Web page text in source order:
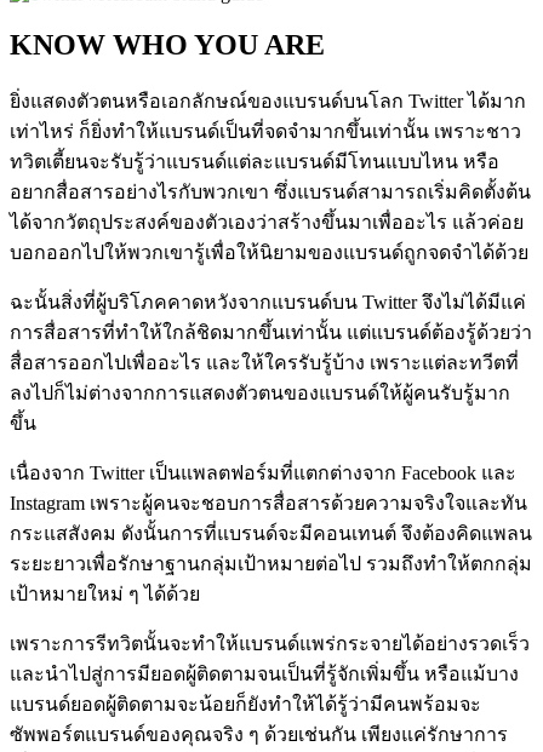
KNOW WHO YOU ARE
ยิ่งแสดงตัวตนหรือเอกลักษณ์ของแบรนด์บนโลก Twitter ได้มาก
เท่าไหร่ ก็ยิ่งทำให้แบรนด์เป็นที่จดจำมากขึ้นเท่านั้น เพราะชาว
ทวิตเตี้ยนจะรับรู้ว่าแบรนด์แต่ละแบรนด์มีโทนแบบไหน หรือ
อยากสื่อสารอย่างไรกับพวกเขา ซึ่งแบรนด์สามารถเริ่มคิดตั้งต้น
ได้จากวัตถุประสงค์ของตัวเองว่าสร้างขึ้นมาเพื่ออะไร แล้วค่อย
บอกออกไปให้พวกเขารู้เพื่อให้นิยามของแบรนด์ถูกจดจำได้ด้วย
ฉะนั้นสิ่งที่ผู้บริโภคคาดหวังจากแบรนด์บน Twitter จึงไม่ได้มีแค่
การสื่อสารที่ทำให้ใกล้ชิดมากขึ้นเท่านั้น แต่แบรนด์ต้องรู้ด้วยว่า
สื่อสารออกไปเพื่ออะไร และให้ใครรับรู้บ้าง เพราะแต่ละทวีตที่
ลงไปก็ไม่ต่างจากการแสดงตัวตนของแบรนด์ให้ผู้คนรับรู้มาก
ขึ้น
เนื่องจาก Twitter เป็นแพลตฟอร์มที่แตกต่างจาก Facebook และ
Instagram เพราะผู้คนจะชอบการสื่อสารด้วยความจริงใจและทัน
กระแสสังคม ดังนั้นการที่แบรนด์จะมีคอนเทนต์ จึงต้องคิดแพลน
ระยะยาวเพื่อรักษาฐานกลุ่มเป้าหมายต่อไป รวมถึงทำให้ตกกลุ่ม
เป้าหมายใหม่ ๆ ได้ด้วย
เพราะการรีทวิตนั้นจะทำให้แบรนด์แพร่กระจายได้อย่างรวดเร็ว
และนำไปสู่การมียอดผู้ติดตามจนเป็นที่รู้จักเพิ่มขึ้น หรือแม้บาง
แบรนด์ยอดผู้ติดตามจะน้อยก็ยังทำให้ได้รู้ว่ามีคนพร้อมจะ
ซัพพอร์ตแบรนด์ของคุณจริง ๆ ด้วยเช่นกัน เพียงแค่รักษาการ